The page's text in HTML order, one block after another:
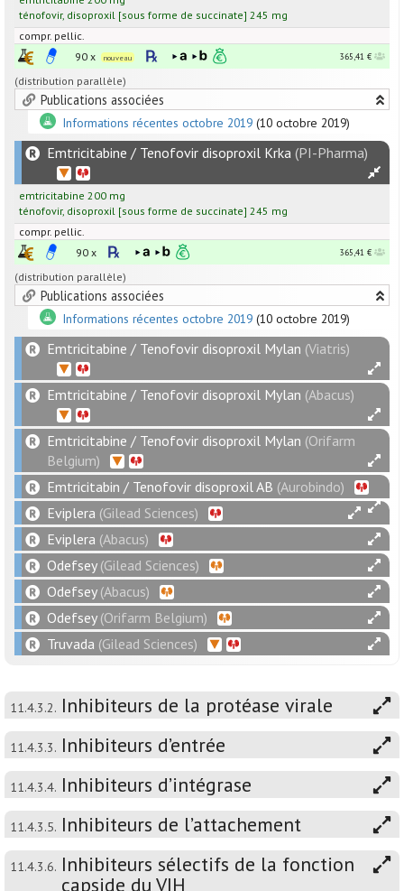
ténofovir, disoproxil [sous forme de succinate] 245 mg
compr. pellic.
90 x
nouveau 365,41 €
(distribution parallèle)
Publications associées
Informations récentes octobre 2019 (10 octobre 2019)
Emtricitabine / Tenofovir disoproxil Krka (PI-Pharma)
emtricitabine 200 mg
ténofovir, disoproxil [sous forme de succinate] 245 mg
compr. pellic.
90 x
365,41 €
(distribution parallèle)
Publications associées
Informations récentes octobre 2019 (10 octobre 2019)
Emtricitabine / Tenofovir disoproxil Mylan (Viatris)
Emtricitabine / Tenofovir disoproxil Mylan (Abacus)
Emtricitabine / Tenofovir disoproxil Mylan (Orifarm
Belgium)
Emtricitabin / Tenofovir disoproxil AB (Aurobindo)
Eviplera (Gilead Sciences)
Eviplera (Abacus)
Odefsey(Gilead Sciences)
Odefsey(Abacus)
Odefsey(Orifarm Belgium)
Truvada (Gilead Sciences)
11.4.3.2. Inhibiteurs de la protéase virale
11.4.3.3. Inhibiteurs d’entrée
11.4.3.4. Inhibiteurs d’intégrase
11.4.3.5. Inhibiteurs de l’attachement
11.4.3.6. Inhibiteurs sélectifs de la fonction
capside du VIH